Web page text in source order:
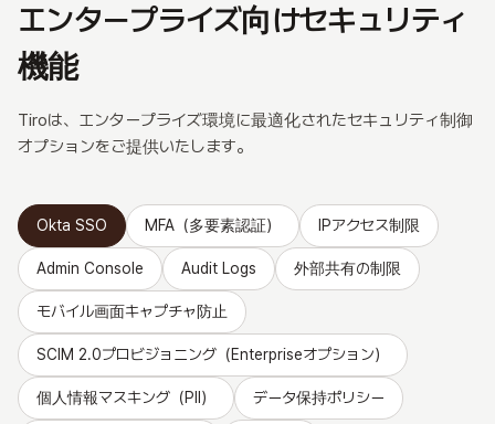
エンタープライズ向けセキュリティ
機能
Tiroは、エンタープライズ環境に最適化されたセキュリティ制御
オプションをご提供いたします。
Okta SSO MFA（多要素認証） IPアクセス制限
Admin Console Audit Logs 外部共有の制限
モバイル画面キャプチャ防止
SCIM 2.0プロビジョニング（Enterpriseオプション）
個人情報マスキング（PII） データ保持ポリシー